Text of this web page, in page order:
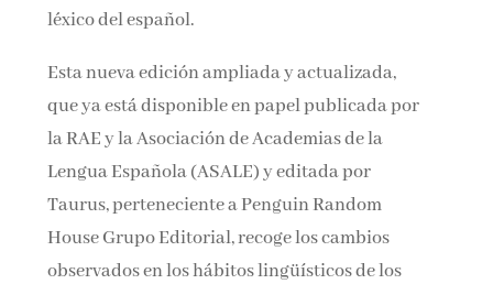
léxico del español.
Esta nueva edición ampliada y actualizada,
que ya está disponible en papel publicada por
la RAE y la Asociación de Academias de la
Lengua Española (ASALE) y editada por
Taurus, perteneciente a Penguin Random
House Grupo Editorial, recoge los cambios
observados en los hábitos lingüísticos de los